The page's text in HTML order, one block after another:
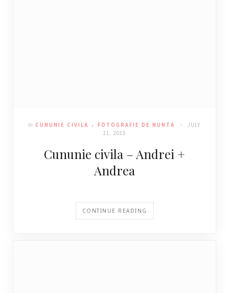
In CUNUNIE CIVILA FOTOGRAFIE DE NUNTA
JULY
31, 2015
Cununie civila – Andrei +
Andrea
CONTINUE READING